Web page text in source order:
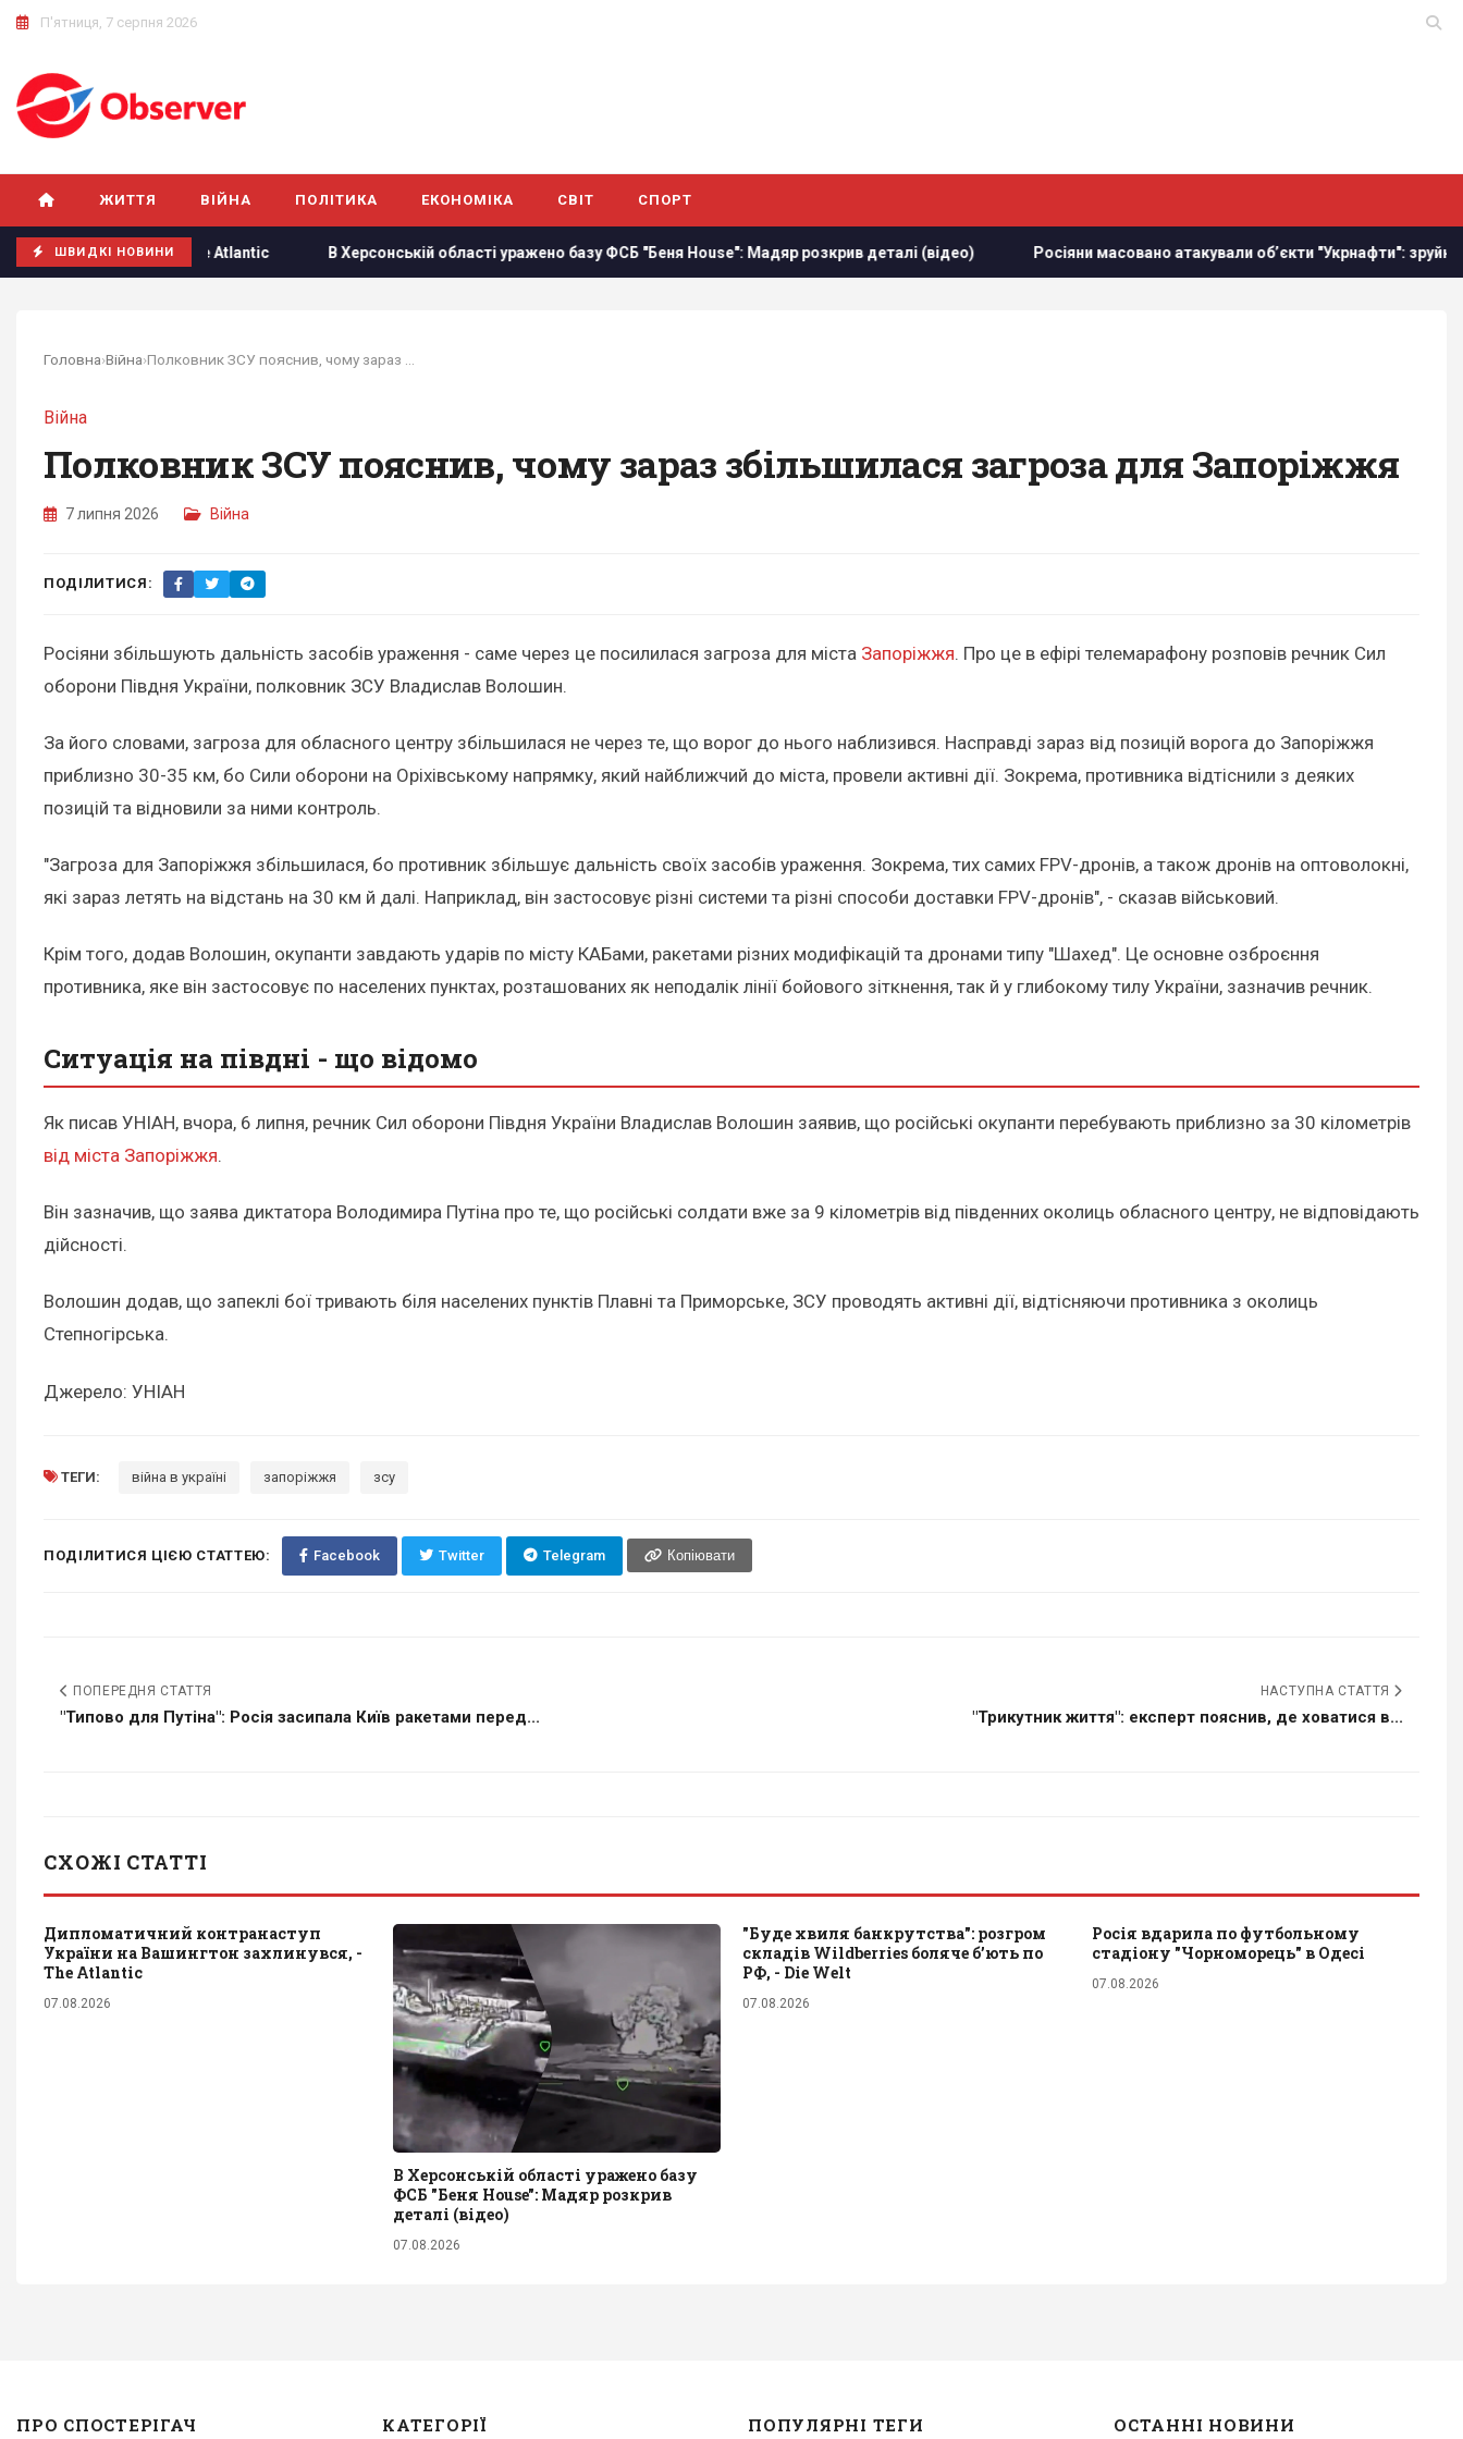
П'ятниця, 7 серпня 2026
ЖИТТЯ ВІЙНА ПОЛІТИКА ЕКОНОМІКА СВІТ СПОРТ
ШВИДКІ НОВИНИ
захлинувся, - The Atlantic В Херсонській області уражено базу ФСБ "Беня House": Мадяр розкрив деталі (відео) Росіяни масовано атакували обʼєкти "Укрнафти": зруйновано
Головна›Війна›
Війна
Полковник ЗСУ пояснив, чому зараз збільшилася загроза для Запоріжжя
7 липня 2026 Війна
ПОДІЛИТИСЯ:
Росіяни збільшують дальність засобів ураження - саме через це посилилася загроза для міста Запоріжжя. Про це в ефірі телемарафону розповів речник Сил
оборони Півдня України, полковник ЗСУ Владислав Волошин.
За його словами, загроза для обласного центру збільшилася не через те, що ворог до нього наблизився. Насправді зараз від позицій ворога до Запоріжжя
приблизно 30-35 км, бо Сили оборони на Оріхівському напрямку, який найближчий до міста, провели активні дії. Зокрема, противника відтіснили з деяких
позицій та відновили за ними контроль.
"Загроза для Запоріжжя збільшилася, бо противник збільшує дальність своїх засобів ураження. Зокрема, тих самих FPV-дронів, а також дронів на оптоволокні,
які зараз летять на відстань на 30 км й далі. Наприклад, він застосовує різні системи та різні способи доставки FPV-дронів", - сказав військовий.
Крім того, додав Волошин, окупанти завдають ударів по місту КАБами, ракетами різних модифікацій та дронами типу "Шахед". Це основне озброєння
противника, яке він застосовує по населених пунктах, розташованих як неподалік лінії бойового зіткнення, так й у глибокому тилу України, зазначив речник.
Ситуація на півдні - що відомо
Як писав УНІАН, вчора, 6 липня, речник Сил оборони Півдня України Владислав Волошин заявив, що російські окупанти перебувають приблизно за 30 кілометрів
від міста Запоріжжя.
Він зазначив, що заява диктатора Володимира Путіна про те, що російські солдати вже за 9 кілометрів від південних околиць обласного центру, не відповідають
дійсності.
Волошин додав, що запеклі бої тривають біля населених пунктів Плавні та Приморське, ЗСУ проводять активні дії, відтісняючи противника з околиць
Степногірська.
Джерело: УНІАН
ТЕГИ: війна в україні запоріжжя зсу
ПОДІЛИТИСЯ ЦІЄЮ СТАТТЕЮ: Facebook Twitter Telegram Копіювати
ПОПЕРЕДНЯ СТАТТЯ
"Типово для Путіна": Росія засипала Київ ракетами перед...
НАСТУПНА СТАТТЯ
"Трикутник життя": експерт пояснив, де ховатися в...
СХОЖІ СТАТТІ
Дипломатичний контранаступ
України на Вашингтон захлинувся, -
The Atlantic
07.08.2026
В Херсонській області уражено базу
ФСБ "Беня House": Мадяр розкрив
деталі (відео)
07.08.2026
"Буде хвиля банкрутства": розгром
складів Wildberries боляче бʼють по
РФ, - Die Welt
07.08.2026
Росія вдарила по футбольному
стадіону "Чорноморець" в Одесі
07.08.2026
ПРО СПОСТЕРІГАЧ КАТЕГОРІЇ ПОПУЛЯРНІ ТЕГИ ОСТАННІ НОВИНИ